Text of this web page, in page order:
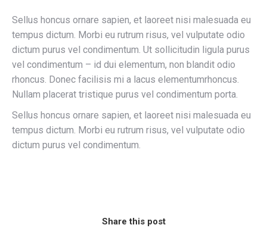
Sellus honcus ornare sapien, et laoreet nisi malesuada eu
tempus dictum. Morbi eu rutrum risus, vel vulputate odio
dictum purus vel condimentum. Ut sollicitudin ligula purus
vel condimentum – id dui elementum, non blandit odio
rhoncus. Donec facilisis mi a lacus elementumrhoncus.
Nullam placerat tristique purus vel condimentum porta.
Sellus honcus ornare sapien, et laoreet nisi malesuada eu
tempus dictum. Morbi eu rutrum risus, vel vulputate odio
dictum purus vel condimentum.
Share this post